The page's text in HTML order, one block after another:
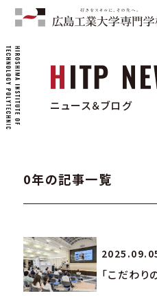
ニュース＆ブログ
0年の記事一覧
「こだわり